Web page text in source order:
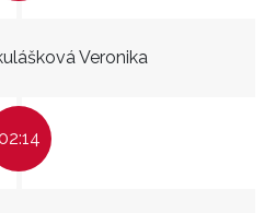
Veronika
02:14